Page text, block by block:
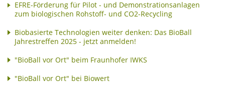
EFRE-Förderung für Pilot - und Demonstrationsanlagen
zum biologischen Rohstoff- und CO2-Recycling
Biobasierte Technologien weiter denken: Das BioBall
Jahrestreffen 2025 - jetzt anmelden!
"BioBall vor Ort" beim Fraunhofer IWKS
"BioBall vor Ort" bei Biowert